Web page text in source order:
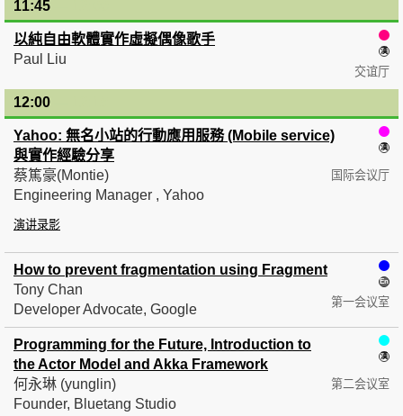
11:45
以純自由軟體實作虛擬偶像歌手
交谊厅
Paul Liu
12:00
Yahoo: 無名小站的行動應用服務 (Mobile service)
與實作經驗分享
国际会议厅
蔡篤豪(Montie)
Engineering Manager , Yahoo
演讲录影
How to prevent fragmentation using Fragment
第一会议室
Tony Chan
Developer Advocate, Google
Programming for the Future, Introduction to
the Actor Model and Akka Framework
第二会议室
何永琳 (yunglin)
Founder, Bluetang Studio